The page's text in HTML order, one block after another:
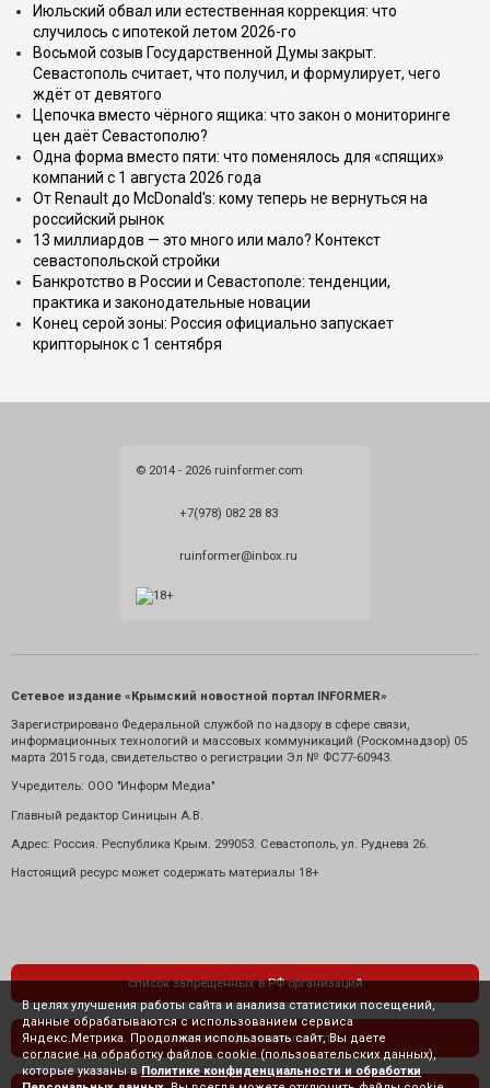
Июльский обвал или естественная коррекция: что
случилось с ипотекой летом 2026-го
Восьмой созыв Государственной Думы закрыт.
Севастополь считает, что получил, и формулирует, чего
ждёт от девятого
Цепочка вместо чёрного ящика: что закон о мониторинге
цен даёт Севастополю?
Одна форма вместо пяти: что поменялось для «спящих»
компаний с 1 августа 2026 года
От Renault до McDonald's: кому теперь не вернуться на
российский рынок
13 миллиардов — это много или мало? Контекст
севастопольской стройки
Банкротство в России и Севастополе: тенденции,
практика и законодательные новации
Конец серой зоны: Россия официально запускает
крипторынок с 1 сентября
© 2014 - 2026 ruinformer.com
+7(978) 082 28 83
ruinformer@inbox.ru
Сетевое издание «Крымский новостной портал INFORMER»
Зарегистрировано Федеральной службой по надзору в сфере связи,
информационных технологий и массовых коммуникаций (Роскомнадзор) 05
марта 2015 года, свидетельство о регистрации Эл № ФС77-60943.
Учредитель: ООО "Информ Медиа"
Главный редактор Синицын А.В.
Адрес: Россия. Республика Крым. 299053. Севастополь, ул. Руднева 26.
Настоящий ресурс может содержать материалы 18+
список запрещенных в РФ организаций
политика конфиденциальности
В целях улучшения работы сайта и анализа статистики посещений,
данные обрабатываются с использованием сервиса
Яндекс.Метрика. Продолжая использовать сайт, Вы даете
согласие на обработку файлов cookie (пользовательских данных),
которые указаны в Политике конфиденциальности и обработки